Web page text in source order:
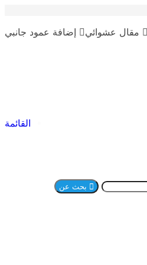
إضافة عمود جانبي مقال عشوائي
القائمة
بحث عن